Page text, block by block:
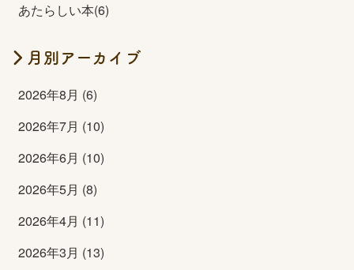
あたらしい本(6)
月別アーカイブ
2026年8月 (6)
2026年7月 (10)
2026年6月 (10)
2026年5月 (8)
2026年4月 (11)
2026年3月 (13)